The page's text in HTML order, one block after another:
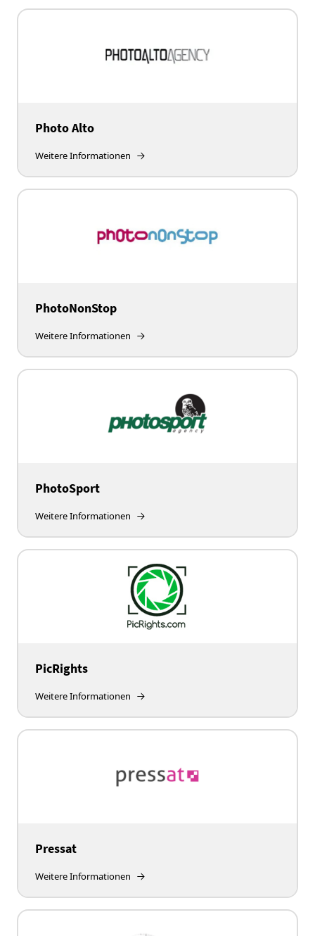
Photo Alto
Weitere Informationen
PhotoNonStop
Weitere Informationen
PhotoSport
Weitere Informationen
PicRights
Weitere Informationen
Pressat
Weitere Informationen